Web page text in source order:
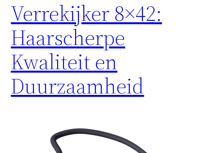
Verrekijker 8×42:
Haarscherpe
Kwaliteit en
Duurzaamheid